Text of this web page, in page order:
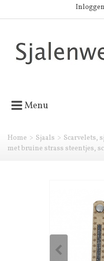
Menu
Home > Sjaals > Scarvelets,
met bruine strass steentjes,